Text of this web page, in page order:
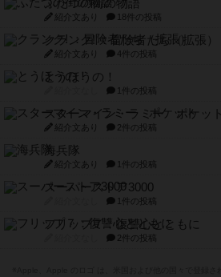
ふたつの街の物語
紹介文あり 18件の投稿
クランク! ：冒険者たち（拡張）
紹介文あり 4件の投稿
とうほうの！
1件の投稿
スターマイン・ラミー ポケット
紹介文あり 2件の投稿
海兵隊
紹介文あり 1件の投稿
スーパーストア3000
1件の投稿
フリップ７：復讐心とともに
2件の投稿